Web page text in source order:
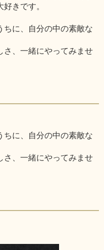
きです。
ちに、自分の中の素敵な
さ、一緒にやってみませ
ちに、自分の中の素敵な
さ、一緒にやってみませ